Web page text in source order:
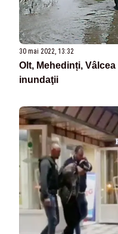
30 mai 2022, 13:32
Olt, Mehedinți,
inundaţii